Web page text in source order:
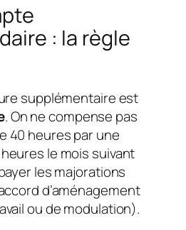
: la règle
supplémentaire est
. On ne compense pas
40 heures par une
le mois suivant
les majorations
d’aménagement
ou de modulation).